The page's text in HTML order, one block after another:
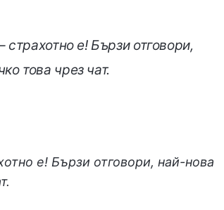
е! Бързи отговори,
това чрез чат.
е! Бързи отговори, най-нова